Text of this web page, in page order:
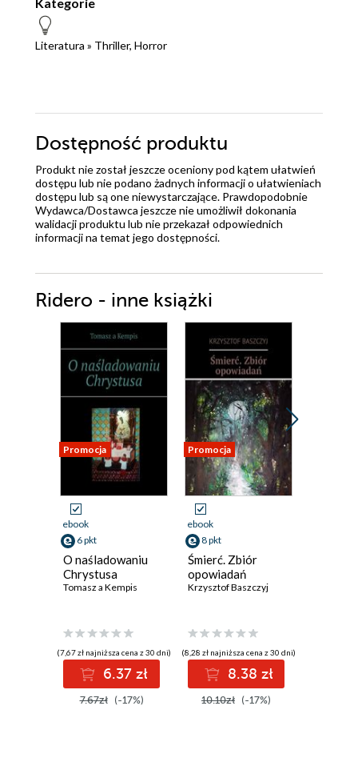
Literatura » Thriller, Horror
Dostępność produktu
Produkt nie został jeszcze oceniony pod kątem ułatwień
dostępu lub nie podano żadnych informacji o ułatwieniach
dostępu lub są one niewystarczające. Prawdopodobnie
Wydawca/Dostawca jeszcze nie umożliwił dokonania
walidacji produktu lub nie przekazał odpowiednich
informacji na temat jego dostępności.
Ridero - inne książki
Promocja
ebook
6 pkt
O naśladowaniu
Chrystusa
Tomasz a Kempis
(7,67 zł najniższa cena z 30 dni)
6.37 zł
7.67zł (-17%)
Promocja
ebook
8 pkt
Śmierć. Zbiór
opowiadań
Krzysztof Baszczyj
(8,28 zł najniższa cena z 30 dni)
8.38 zł
10.10zł (-17%)